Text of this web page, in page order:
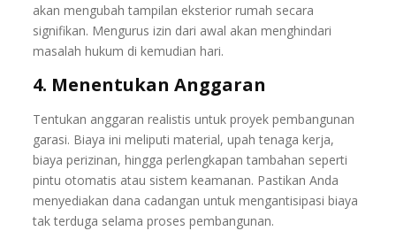
akan mengubah tampilan eksterior rumah secara
signifikan. Mengurus izin dari awal akan menghindari
masalah hukum di kemudian hari.
4. Menentukan Anggaran
Tentukan anggaran realistis untuk proyek pembangunan
garasi. Biaya ini meliputi material, upah tenaga kerja,
biaya perizinan, hingga perlengkapan tambahan seperti
pintu otomatis atau sistem keamanan. Pastikan Anda
menyediakan dana cadangan untuk mengantisipasi biaya
tak terduga selama proses pembangunan.